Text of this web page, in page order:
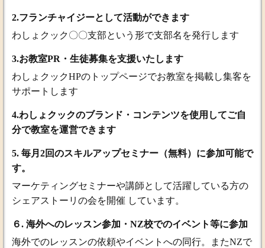
2.フランチャイジーとして活動ができます
わしょクック〇〇支部という形で支部名を発行します
3.お教室PR・生徒募集を支援いたします
わしょクックHPのトップページでお教室を掲載し集客を
サポートします
4.わしょクックのブランド・コンテンツを使用してご自
分で教室を運営できます
5. 毎月2回のスキルアップセミナー（無料）に参加可能で
す。
マーケティングセミナーや講師として活躍している方の
シェアストーリの会を開催 しています。
６. 海外へのレッスン参加・NZ校でのイベント等に参加
海外でのレッスンの依頼やイベントへの同行。またNZで